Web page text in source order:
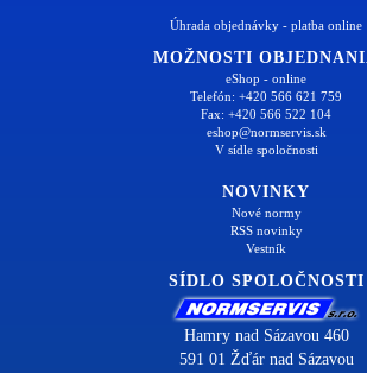
Úhrada objednávky - platba online
MOŽNOSTI
eShop - online
Telefón: +420 566 621 759
Fax: +420 566 522 104
eshop@normservis.sk
V sídle spoločnosti
NOVINKY
Nové normy
RSS novinky
Vestník
SÍDLO SPOLOČNOSTI
Hamry nad Sázavou 460
591 01 Žďár nad Sázavou